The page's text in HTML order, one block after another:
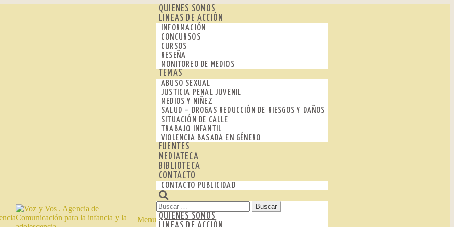
Menu
QUIENES SOMOS
LINEAS DE ACCIÓN
INFORMACIÓN
CONCURSOS
CURSOS
RESEÑA
MONITOREO DE MEDIOS
TEMAS
ABUSO SEXUAL
JUSTICIA PENAL JUVENIL
MEDIOS Y NIÑEZ
SALUD – DROGAS REDUCCIÓN DE RIESGOS Y DAÑOS
SITUACIÓN DE CALLE
TRABAJO INFANTIL
VIOLENCIA BASADA EN GÉNERO
FUENTES
MEDIATECA
BIBLIOTECA
CONTACTO
CONTACTO PUBLICIDAD
Buscar:
QUIENES SOMOS